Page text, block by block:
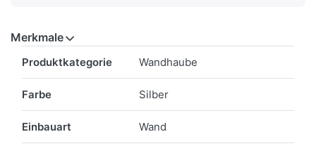
Merkmale
Produktkategorie Wandhaube
Farbe Silber
Einbauart Wand